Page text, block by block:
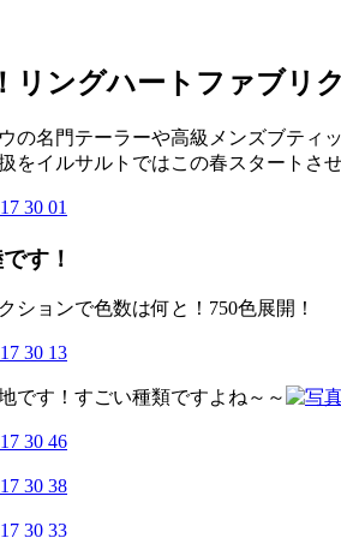
リングハートファブリ
の名門テーラーや高級メンズブティ
をイルサルトではこの春スタートさ
す！
ションで色数は何と！750色展開！
です！すごい種類ですよね～～